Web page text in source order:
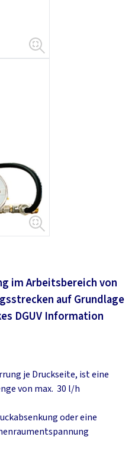
im Arbeitsbereich von
auf Grundlage
DGUV Information
je Druckseite, ist eine
von max. 30 l/h
oder eine